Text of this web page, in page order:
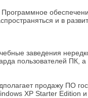
Программное
и в
заведения
пользователей ПК, а
продажу ПО
ХР Starter